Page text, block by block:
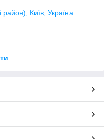
район), Київ, Україна